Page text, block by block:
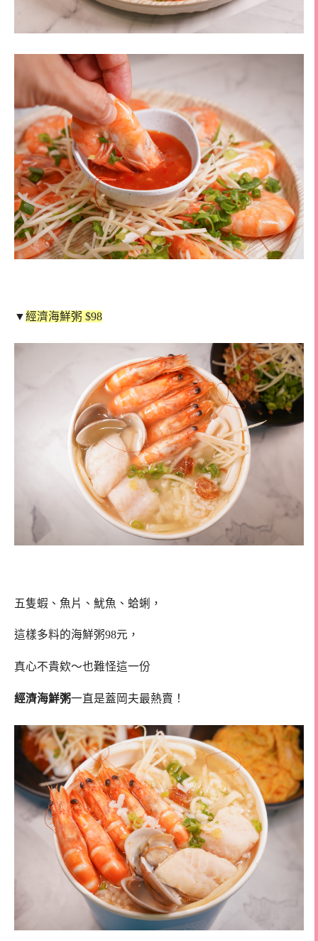
▼經濟海鮮粥 $98
五隻蝦、魚片、魷魚、蛤蜊，
這樣多料的海鮮粥98元，
真心不貴欸～也難怪這一份
經濟海鮮粥一直是蓋岡夫最熱賣！